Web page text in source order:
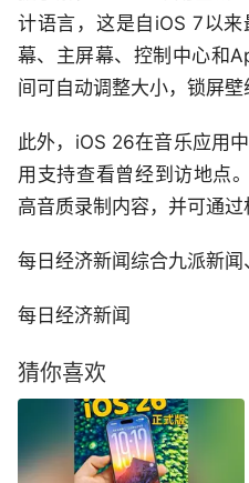
计语言，这是自iOS 7以
幕、主屏幕、控制中心和
间可自动调整大小，锁屏壁
此外，iOS 26在音乐应用
用支持查看曾经到访地点
高音质录制内容，并可通过
每日经济新闻综合九派新
每日经济新闻
猜你喜欢